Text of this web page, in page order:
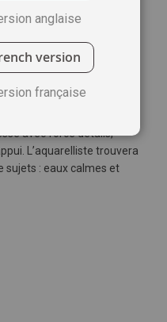
avec force détails,
L’aquarelliste trouvera
sujets : eaux calmes et
anglaise
version
française